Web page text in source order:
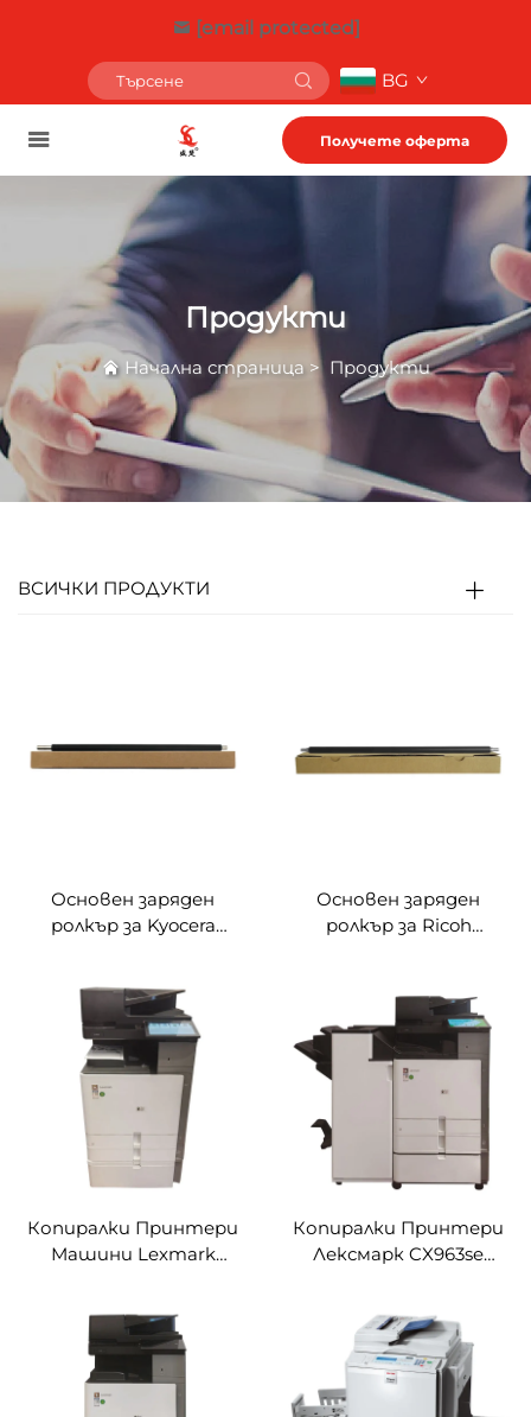
[email protected]
BG
Получете оферта
Продукти
Начална страница> Продукти
ВСИЧКИ ПРОДУКТИ
Основен заряден
ролкър за Kyocera
M4028idn
M4125idn/4132idn
M4226idn/4230idn
M8124cidn/8130cidn
Основен заряден
ролкър за Ricoh
IMC2000/2000A/2500/
Други принтерски
материали
Копиралки Принтери
Машини Lexmark
Дигитален Принтер
Копиралка
Копиралки Принтери
Лексмарк CX963se
Картионна Цвятна
Дигитална Копиралка
Принтер